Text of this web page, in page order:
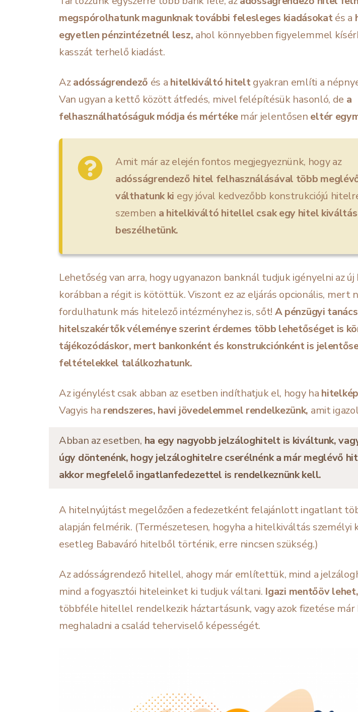
megspórolhatunk magunknak további felesleges kiadásokat és a
egyetlen pénzintézetnél lesz, ahol könnyebben figyelemmel
kasszát terhelő kiadást.
Azadósságrendező és a hitelkiváltó hiteltgyakran említi a
Van ugyan a kettő között átfedés, mivel felépítésük hasonló, de a
felhasználhatóságuk módja és mértéke már jelentősen eltér
Amit már az elején fontos megjegyeznünk, hogy az
adósságrendező hitel felhasználásával több
válthatunk ki egy jóval kedvezőbb konstrukciójú
szemben a hitelkiváltó hitellel csak egy hitel
beszélhetünk.
Lehetőség van arra, hogy ugyanazon banknál tudjuk igényelni az
korábban a régit is kötöttük. Viszont ez az eljárás opcionális, mert
fordulhatunk más hitelező intézményhez is, sőt! Apénzügyi
hitelszakértők véleménye szerint érdemes több lehetőséget is
tájékozódáskor, mert bankonként és konstrukciónként is
feltételekkel találkozhatunk.
Az igénylést csak abban az esetben indíthatjuk el, hogy ha
Vagyis ha rendszeres, havi jövedelemmel rendelkezünk, amit
Abban az esetben, ha egy nagyobb jelzáloghitelt is kiváltunk,
úgy döntenénk, hogy jelzáloghitelre cserélnénk a már meglévő
akkor megfelelő ingatlanfedezettel is rendelkeznünk kell.
A hitelnyújtást megelőzően a fedezetként felajánlott ingatlant
alapján felmérik. (Természetesen, hogyha a hitelkiváltás személyi
esetleg Babaváró hitelből történik, erre nincsen szükség.)
Az adósságrendező hitellel, ahogy már említettük, mind a
mind a fogyasztói hiteleinket ki tudjuk váltani. Igazi mentőöv lehet,
többféle hitellel rendelkezik háztartásunk, vagy azok fizetése már
meghaladni a család teherviselő képességét.